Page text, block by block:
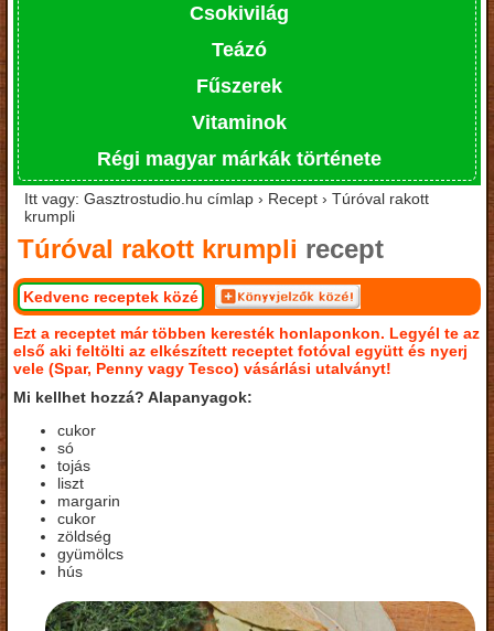
Csokivilág
Teázó
Fűszerek
Vitaminok
Régi magyar márkák története
Itt vagy: Gasztrostudio.hu címlap › Recept › Túróval rakott
krumpli
Túróval rakott krumpli recept
Kedvenc receptek közé
Ezt a receptet már többen keresték honlaponkon. Legyél te az
első aki feltölti az elkészített receptet fotóval együtt és nyerj
vele (Spar, Penny vagy Tesco) vásárlási utalványt!
Mi kellhet hozzá? Alapanyagok:
cukor
só
tojás
liszt
margarin
cukor
zöldség
gyümölcs
hús